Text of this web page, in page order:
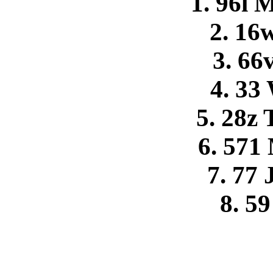
2.
3.
4. 33
5. 28z
6. 571
7. 77
8.